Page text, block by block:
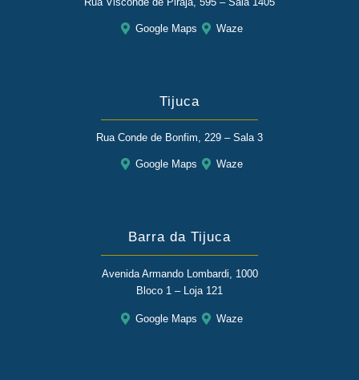
Google Maps Waze
Tijuca
Rua Conde de Bonfim, 229 – Sala 3
Google Maps Waze
Barra da Tijuca
Avenida Armando Lombardi, 1000
Bloco 1 – Loja 121
Google Maps Waze